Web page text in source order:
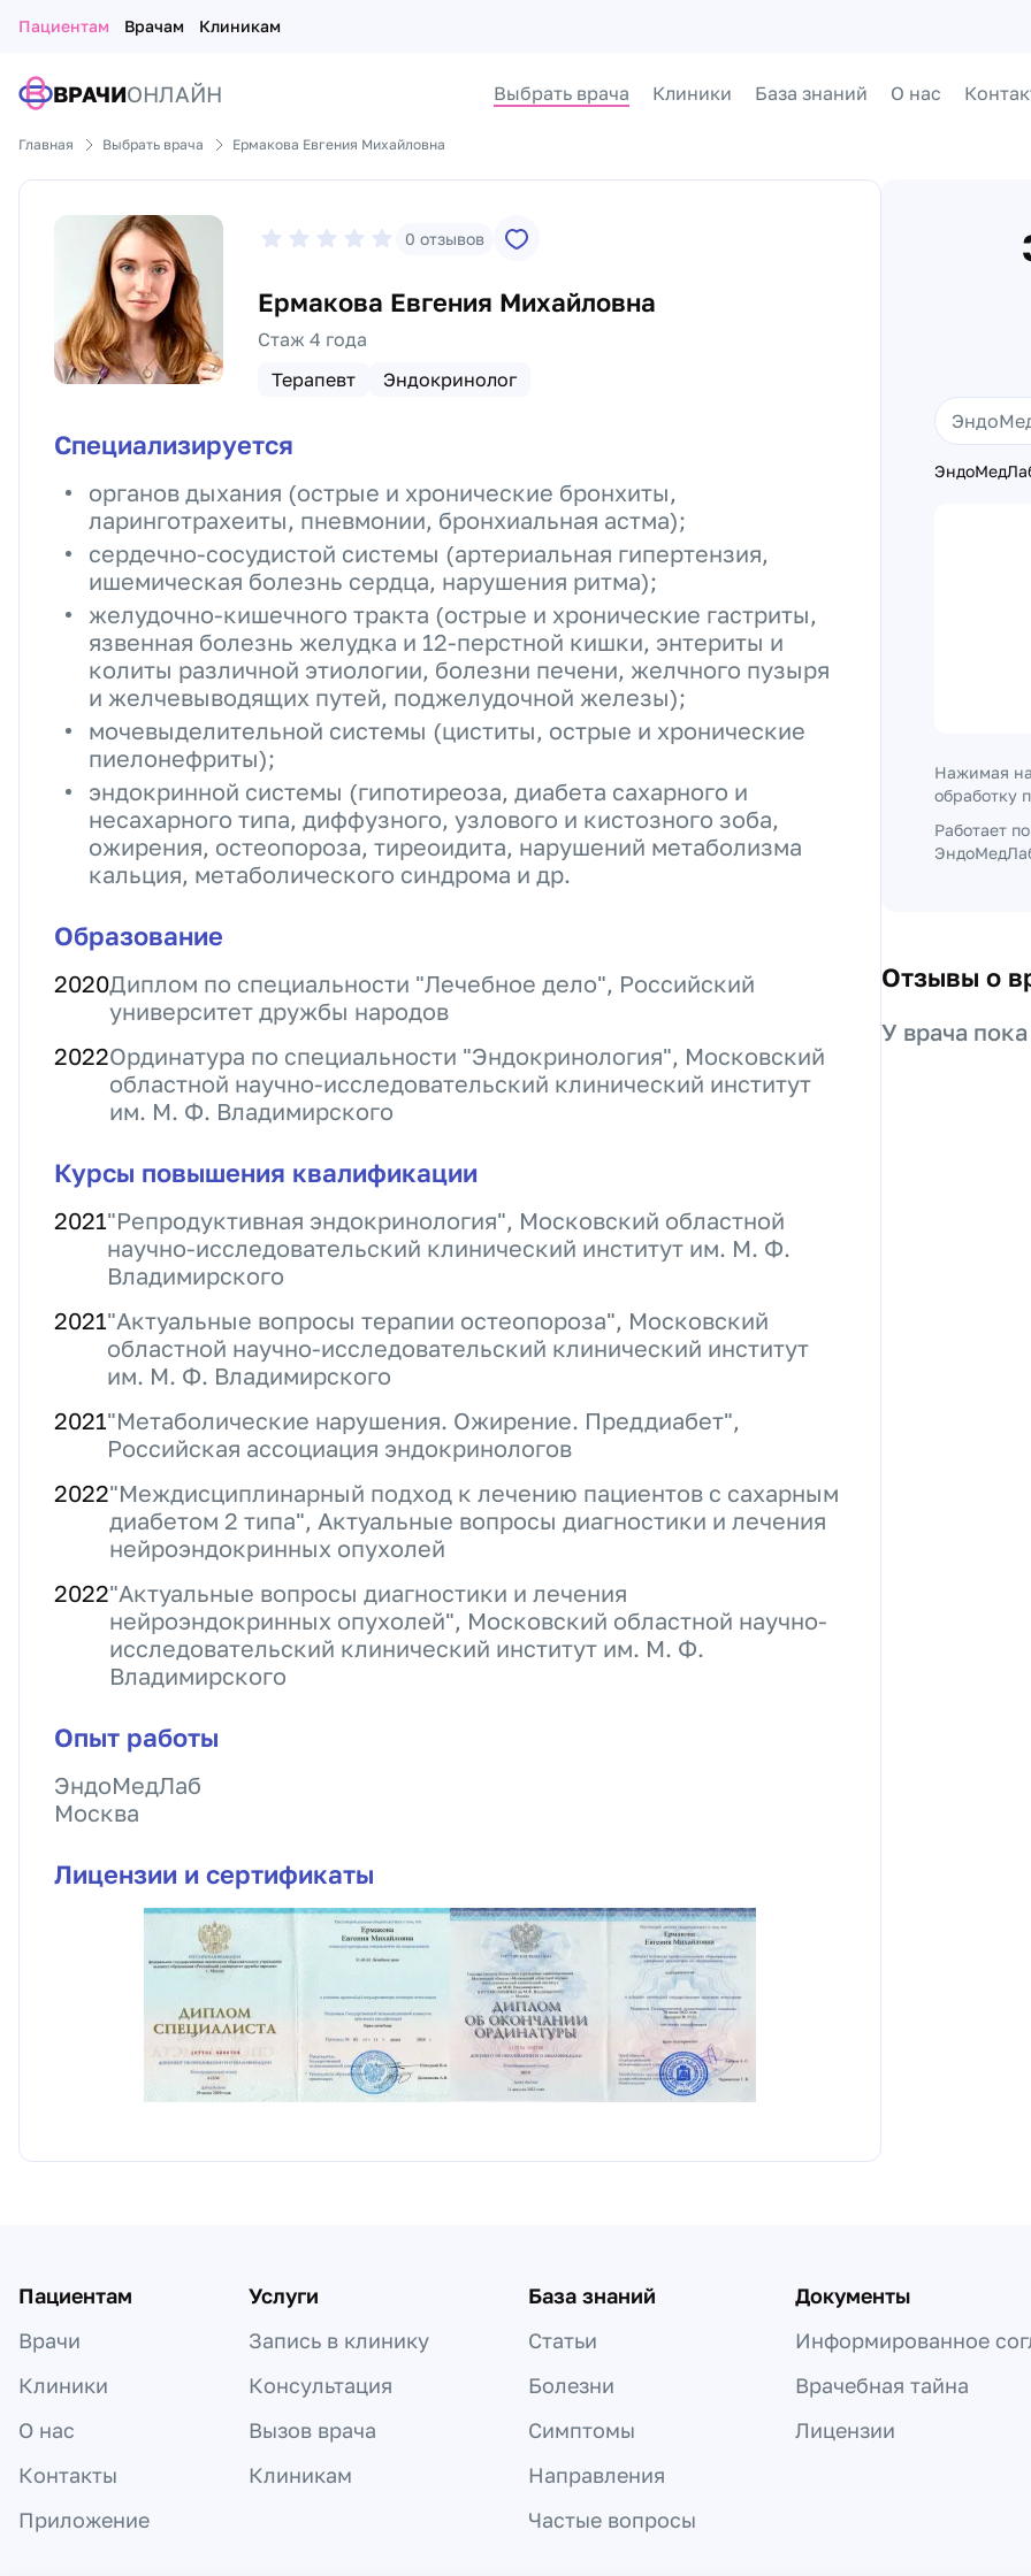
Пациентам Врачам Клиникам
ВРАЧИОНЛАЙН Выбрать врача Клиники База знаний О нас
Главная Выбрать врача Ермакова Евгения Михайловна
0 отзывов
Ермакова Евгения Михайловна
Стаж 4 года
Терапевт
Эндокринолог
Специализируется
органов дыхания (острые и хронические бронхиты,
ларинготрахеиты, пневмонии, бронхиальная астма);
сердечно-сосудистой системы (артериальная гипертензия,
ишемическая болезнь сердца, нарушения ритма);
желудочно-кишечного тракта (острые и хронические гастриты,
язвенная болезнь желудка и 12-перстной кишки, энтериты и
колиты различной этиологии, болезни печени, желчного пузыря
и желчевыводящих путей, поджелудочной железы);
мочевыделительной системы (циститы, острые и хронические
пиелонефриты);
эндокринной системы (гипотиреоза, диабета сахарного и
несахарного типа, диффузного, узлового и кистозного зоба,
ожирения, остеопороза, тиреоидита, нарушений метаболизма
кальция, метаболического синдрома и др.
Образование
2020Диплом по специальности "Лечебное дело", Российский
университет дружбы народов
2022Ординатура по специальности "Эндокринология", Московский
областной научно-исследовательский клинический институт
им. М. Ф. Владимирского
Курсы повышения квалификации
2021"Репродуктивная эндокринология", Московский областной
научно-исследовательский клинический институт им. М. Ф.
Владимирского
2021"Актуальные вопросы терапии остеопороза", Московский
областной научно-исследовательский клинический институт
им. М. Ф. Владимирского
2021"Метаболические нарушения. Ожирение. Преддиабет",
Российская ассоциация эндокринологов
2022"Междисциплинарный подход к лечению пациентов с сахарным
диабетом 2 типа", Актуальные вопросы диагностики и лечения
нейроэндокринных опухолей
2022"Актуальные вопросы диагностики и лечения
нейроэндокринных опухолей", Московский областной научно-
исследовательский клинический институт им. М. Ф.
Владимирского
Опыт работы
ЭндоМедЛаб
Москва
Лицензии и сертификаты
Нажимая
обработку
Работает
Отзывы о
У врача
Пациентам
Врачи
Клиники
О нас
Контакты
Приложение
Услуги
Запись в клинику
Консультация
Вызов врача
Клиникам
База знаний
Статьи
Болезни
Симптомы
Направления
Частые вопросы
Документы
Информированное
Врачебная тайна
Лицензии